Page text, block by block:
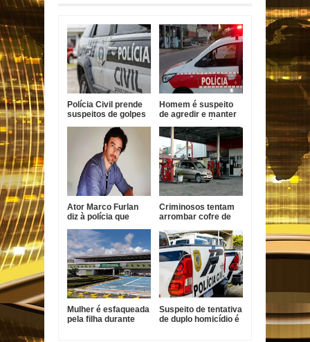
Polícia Civil prende
suspeitos de golpes
Homem é suspeito
de agredir e manter
na Paraíba
Ator Marco Furlan
diz à polícia que
com namorada após
prisão por estupro
de vulnerável
Criminosos tentam
arrombar cofre de
combustíveis em
João Pessoa
Mulher é esfaqueada
pela filha durante
Suspeito de tentativa
de duplo homicídio é